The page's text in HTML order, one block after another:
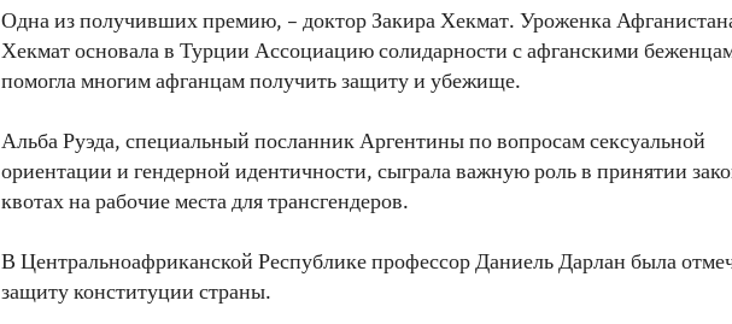
Одна из получивших премию, – доктор Закира Хекмат. Уроженка
Хекмат основала в Турции Ассоциацию солидарности с афганскими
помогла многим афганцам получить защиту и убежище.
Альба Руэда, специальный посланник Аргентины по вопросам сексуальной
ориентации и гендерной идентичности, сыграла важную роль в принятии
квотах на рабочие места для трансгендеров.
В Центральноафриканской Республике профессор Даниель Дарлан была
защиту конституции страны.